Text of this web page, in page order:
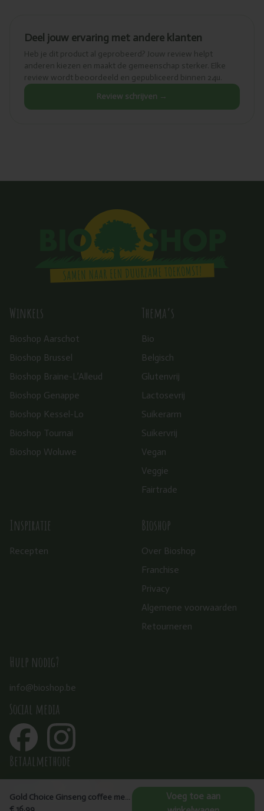
Deel jouw ervaring met andere klanten
Heb je dit product al geprobeerd? Jouw review helpt
anderen kiezen en maakt de gemeenschap sterker. Elke
review wordt beoordeeld en gepubliceerd binnen 24u.
Review schrijven →
Gold Choice Ginseng coffee met suiker 20x20g
€ 16,99
Voeg toe aan
Winkels
Bioshop Aarschot
Bioshop Brussel
Bioshop Braine-L’Alleud
Bioshop Genappe
Bioshop Kessel-Lo
Bioshop Tournai
Bioshop Woluwe
Thema’s
Bio
Belgisch
Glutenvrij
Lactosevrij
Suikerarm
Suikervrij
Vegan
Veggie
Fairtrade
Inspiratie
Recepten
Bioshop
Over Bioshop
Franchise
Privacy
Algemene voorwaarden
Retourneren
Hulp nodig?
info@bioshop.be
Social media
Betaalmethode